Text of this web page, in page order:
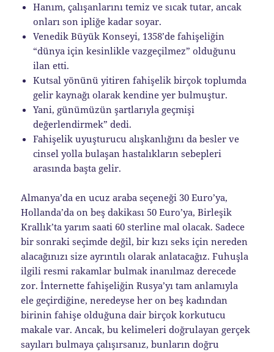
Hanım, çalışanlarını temiz ve sıcak tutar, ancak
onları son ipliğe kadar soyar.
Venedik Büyük Konseyi, 1358’de fahişeliğin
“dünya için kesinlikle vazgeçilmez” olduğunu
ilan etti.
Kutsal yönünü yitiren fahişelik birçok toplumda
gelir kaynağı olarak kendine yer bulmuştur.
Yani, günümüzün şartlarıyla geçmişi
değerlendirmek” dedi.
Fahişelik uyuşturucu alışkanlığını da besler ve
cinsel yolla bulaşan hastalıkların sebepleri
arasında başta gelir.
Almanya’da en ucuz araba seçeneği 30 Euro’ya,
Hollanda’da on beş dakikası 50 Euro’ya, Birleşik
Krallık’ta yarım saati 60 sterline mal olacak. Sadece
bir sonraki seçimde değil, bir kızı seks için nereden
alacağınızı size ayrıntılı olarak anlatacağız. Fuhuşla
ilgili resmi rakamlar bulmak inanılmaz derecede
zor. İnternette fahişeliğin Rusya’yı tam anlamıyla
ele geçirdiğine, neredeyse her on beş kadından
birinin fahişe olduğuna dair birçok korkutucu
makale var. Ancak, bu kelimeleri doğrulayan gerçek
sayıları bulmaya çalışırsanız, bunların doğru